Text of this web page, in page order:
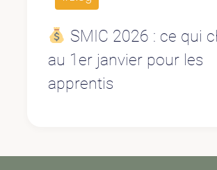
SMIC 2026 : ce qui
au 1er janvier pour les
apprentis